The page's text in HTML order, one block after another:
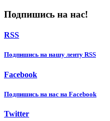
Подпишись на нас!
RSS
Подпишиcь на нашу ленту RSS
Facebook
Подпишиcь на нас на Facebook
Twitter